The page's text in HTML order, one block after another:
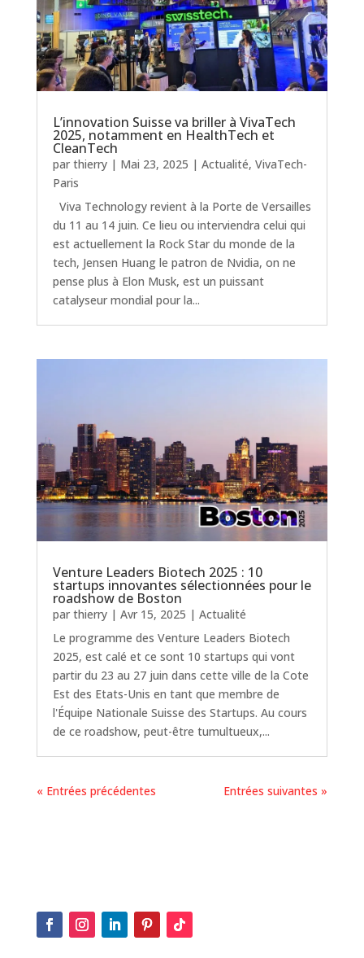
L’innovation Suisse va briller à VivaTech
2025, notamment en HealthTech et
CleanTech
par thierry| Mai 23, 2025 | Actualité, VivaTech-
Paris
Viva Technology revient à la Porte de Versailles
du 11 au 14 juin. Ce lieu ou interviendra celui qui
est actuellement la Rock Star du monde de la
tech, Jensen Huang le patron de Nvidia, on ne
pense plus à Elon Musk, est un puissant
catalyseur mondial pour la...
Venture Leaders Biotech 2025 : 10
startups innovantes sélectionnées pour le
roadshow de Boston
par thierry| Avr 15, 2025 | Actualité
Le programme des Venture Leaders Biotech
2025, est calé et ce sont 10 startups qui vont
partir du 23 au 27 juin dans cette ville de la Cote
Est des Etats-Unis en tant que membre de
l'Équipe Nationale Suisse des Startups. Au cours
de ce roadshow, peut-être tumultueux,...
« Entrées précédentes Entrées suivantes »